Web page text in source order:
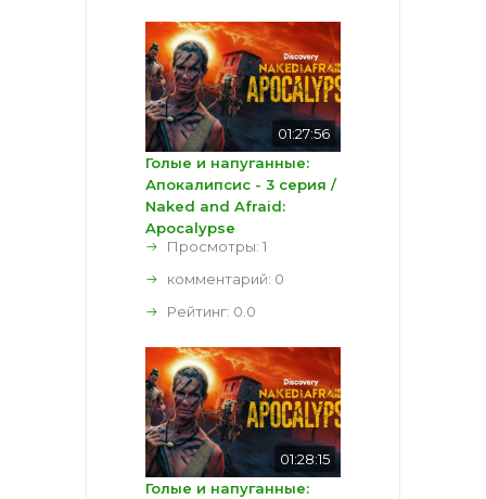
01:27:56
Голые и напуганные:
Апокалипсис - 3 серия /
Naked and Afraid:
Apocalypse
Просмотры: 1
комментарий: 0
Рейтинг: 0.0
01:28:15
Голые и напуганные: